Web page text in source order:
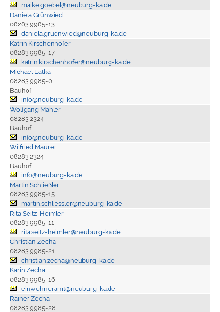
maike.goebel@neuburg-ka.de
Daniela Grünwied
08283 9985-13
daniela.gruenwied@neuburg-ka.de
Katrin Kirschenhofer
08283 9985-17
katrin.kirschenhofer@neuburg-ka.de
Michael Latka
08283 9985-0
Bauhof
info@neuburg-ka.de
Wolfgang Mahler
08283 2324
Bauhof
info@neuburg-ka.de
Wilfried Maurer
08283 2324
Bauhof
info@neuburg-ka.de
Martin Schließler
08283 9985-15
martin.schliessler@neuburg-ka.de
Rita Seitz-Heimler
08283 9985-11
rita.seitz-heimler@neuburg-ka.de
Christian Zecha
08283 9985-21
christian.zecha@neuburg-ka.de
Karin Zecha
08283 9985-16
einwohneramt@neuburg-ka.de
Rainer Zecha
08283 9985-28